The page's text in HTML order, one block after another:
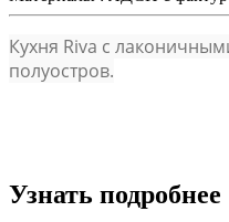
Кухня Riva с
полуостров.
Узнать подробнее